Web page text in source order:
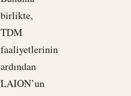
birlikte,
TDM
faaliyetlerinin
ardından
LAION’un